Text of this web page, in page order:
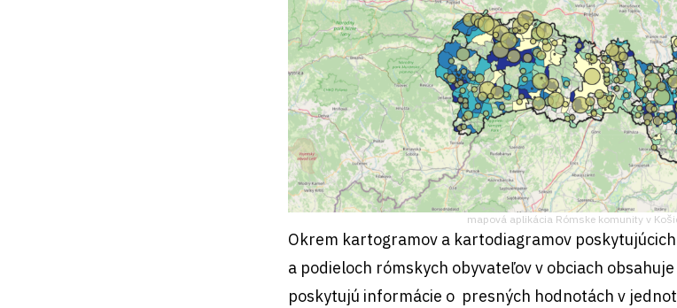
mapová aplikácia Rómske komunity v
Okrem kartogramov a kartodiagramov
a podieloch rómskych obyvateľov v obciach
poskytujú informácie o presných hodnotách v